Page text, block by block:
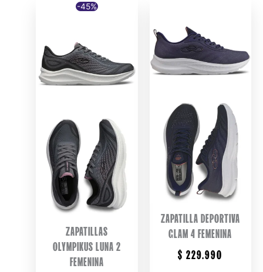
-45%
ZAPATILLAS
OLYMPIKUS LUNA 2
FEMENINA
ZAPATILLA DEPORTIVA
GLAM 4 FEMENINA
$ 229.990